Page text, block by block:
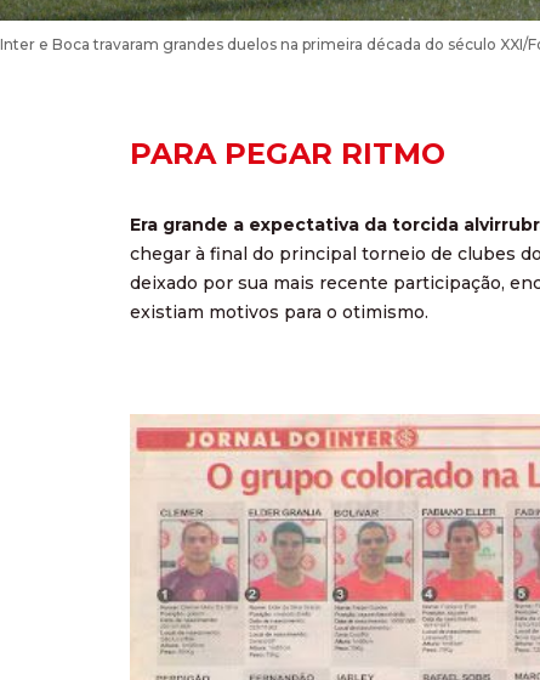
Inter e Boca travaram grandes duelos na primeira década do século XXI/
PARA PEGAR RITMO
Era grande a expectativa da torcida
chegar à final do principal torneio de clubes
deixado por sua mais recente participação,
existiam motivos para o otimismo.